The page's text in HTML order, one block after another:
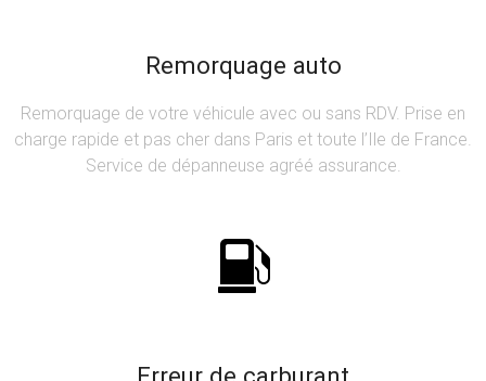
Remorquage auto
Remorquage de votre véhicule avec ou sans RDV. Prise en
charge rapide et pas cher dans Paris et toute l’Ile de France.
Service de dépanneuse agréé assurance.